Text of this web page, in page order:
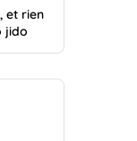
et rien
jido